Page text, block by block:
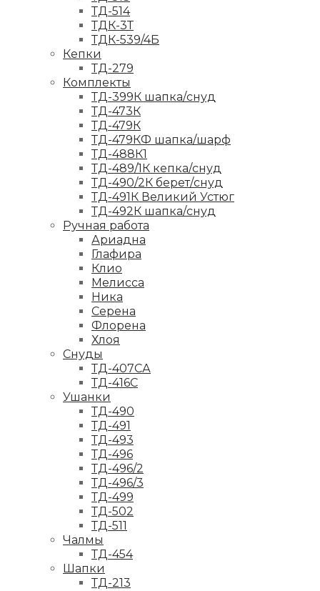
ТД-514
ТДК-3Т
ТДК-539/4Б
Кепки
ТД-279
Комплекты
ТД-399К шапка/снуд
ТД-473К
ТД-479К
ТД-479КФ шапка/шарф
ТД-488К1
ТД-489/1К кепка/снуд
ТД-490/2К берет/снуд
ТД-491К Великий Устюг
ТД-492К шапка/снуд
Ручная работа
Ариадна
Глафира
Клио
Мелисса
Ника
Серена
Флорена
Хлоя
Снуды
ТД-407СА
ТД-416С
Ушанки
ТД-490
ТД-491
ТД-493
ТД-496
ТД-496/2
ТД-496/3
ТД-499
ТД-502
ТД-511
Чалмы
ТД-454
Шапки
ТД-213